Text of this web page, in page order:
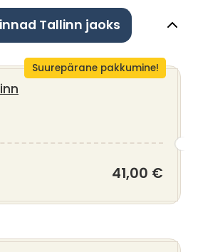
Tallinn jaoks
Suurepärane pakkumine!
41,00 €